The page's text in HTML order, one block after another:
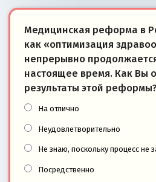
Медицинская реформа в
как «оптимизация
непрерывно
настоящее время. Как Вы
результаты этой
На отлично
Неудовлетворительно
Не знаю, поскольку процесс не
Посредственно